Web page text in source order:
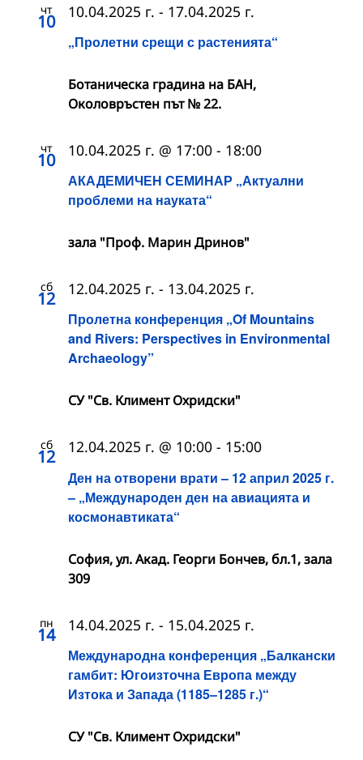
чт
10
„Пролетни срещи с растенията“
10.04.2025 г. - 17.04.2025 г.
Ботаническа градина на БАН,
Околовръстен път № 22.
чт
10
АКАДЕМИЧЕН СЕМИНАР „Актуални
проблеми на науката“
10.04.2025 г. @ 17:00 - 18:00
зала "Проф. Марин Дринов"
сб
12
Пролетна конференция „Of Mountains
and Rivers: Perspectives in Environmental
Archaeology”
12.04.2025 г. - 13.04.2025 г.
СУ "Св. Климент Охридски"
сб
12
Ден на отворени врати – 12 април 2025 г.
– „Международен ден на авиацията и
космонавтиката“
12.04.2025 г. @ 10:00 - 15:00
София, ул. Акад. Георги Бончев, бл.1, зала
309
пн
14
Международна конференция „Балкански
гамбит: Югоизточна Европа между
Изтока и Запада (1185–1285 г.)“
14.04.2025 г. - 15.04.2025 г.
СУ "Св. Климент Охридски"